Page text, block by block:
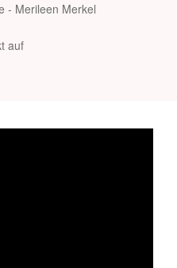
- Merileen Merkel
auf